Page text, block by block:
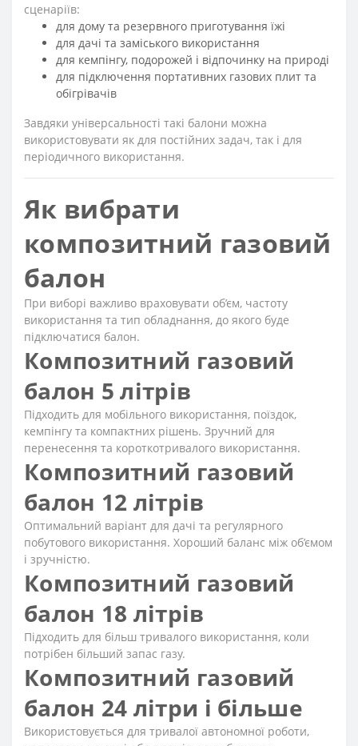
сценаріїв:
для дому та резервного приготування їжі
для дачі та заміського використання
для кемпінгу, подорожей і відпочинку на природі
для підключення портативних газових плит та
обігрівачів
Завдяки універсальності такі балони можна
використовувати як для постійних задач, так і для
періодичного використання.
Як вибрати
композитний газовий
балон
При виборі важливо враховувати об’єм, частоту
використання та тип обладнання, до якого буде
підключатися балон.
Композитний газовий
балон 5 літрів
Підходить для мобільного використання, поїздок,
кемпінгу та компактних рішень. Зручний для
перенесення та короткотривалого використання.
Композитний газовий
балон 12 літрів
Оптимальний варіант для дачі та регулярного
побутового використання. Хороший баланс між об’ємом
і зручністю.
Композитний газовий
балон 18 літрів
Підходить для більш тривалого використання, коли
потрібен більший запас газу.
Композитний газовий
балон 24 літри і більше
Використовується для тривалої автономної роботи,